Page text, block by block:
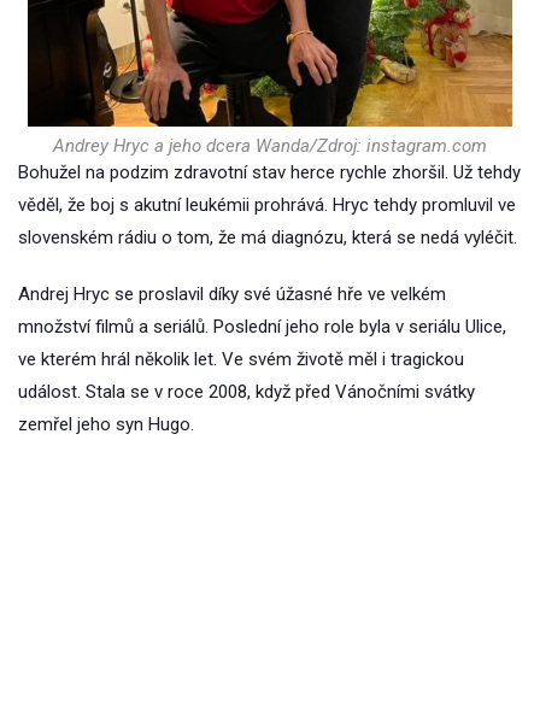
Andrey Hryc a jeho dcera Wanda/Zdroj: instagram.com
Bohužel na podzim zdravotní stav herce rychle zhoršil. Už tehdy
věděl, že boj s akutní leukémii prohrává. Hryc tehdy promluvil ve
slovenském rádiu o tom, že má diagnózu, která se nedá vyléčit.
Andrej Hryc se proslavil díky své úžasné hře ve velkém
množství filmů a seriálů. Poslední jeho role byla v seriálu Ulice,
ve kterém hrál několik let. Ve svém životě měl i tragickou
událost. Stala se v roce 2008, když před Vánočními svátky
zemřel jeho syn Hugo.